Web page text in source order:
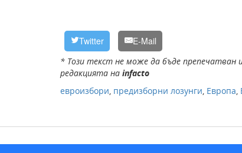
Twitter E-Mail
* Този текст не може да бъде препечатван
редакцията на infacto
евроизбори, предизборни лозунги, Европа,